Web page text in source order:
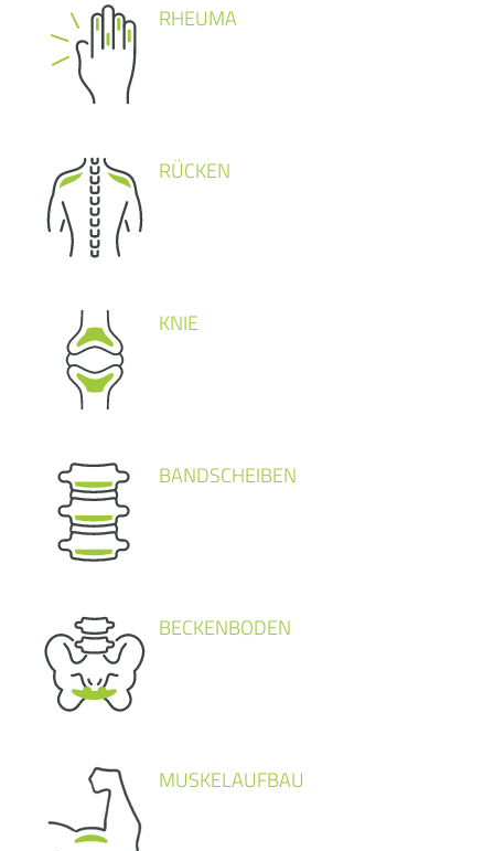
RHEUMA
RÜCKEN
KNIE
BANDSCHEIBEN
BECKENBODEN
MUSKELAUFBAU